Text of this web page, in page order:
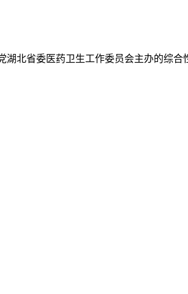
北省委医药卫生工作委员会主办的综合